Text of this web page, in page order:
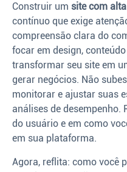
Construir um site com
contínuo que exige
compreensão clara do
focar em design,
transformar seu site em
gerar negócios. Não
monitorar e ajustar suas
análises de desempenho.
do usuário e em como
em sua plataforma.
Agora, reflita: como você